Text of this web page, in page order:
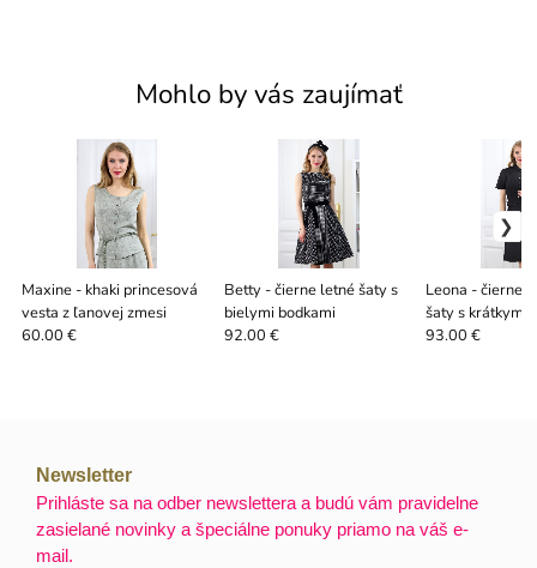
Mohlo by vás zaujímať
Maxine - khaki princesová
vesta z ľanovej zmesi
60.00 €
Betty - čierne letné šaty s
bielymi bodkami
92.00 €
Leona - čierne
šaty s krátkym
93.00 €
Newsletter
Prihláste sa na odber newslettera a budú vám pravidelne
zasielané novinky a špeciálne ponuky priamo na váš e-
mail.